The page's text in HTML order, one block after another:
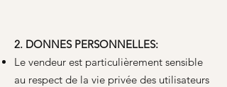
2. DONNES PERSONNELLES:
Le vendeur est particulièrement sensible
au respect de la vie privée des utilisateurs